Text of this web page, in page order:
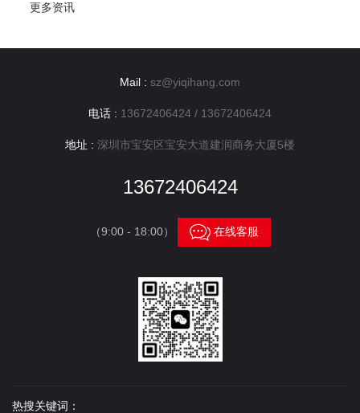
更多资讯
Mail : sz@yiqihang.com
电话 : 13672406424 / 13672406424
地址 : 深圳市宝安区宝安大道建润商务大厦5楼
13672406424
（9:00 - 18:00） 在线客服
热搜关键词：